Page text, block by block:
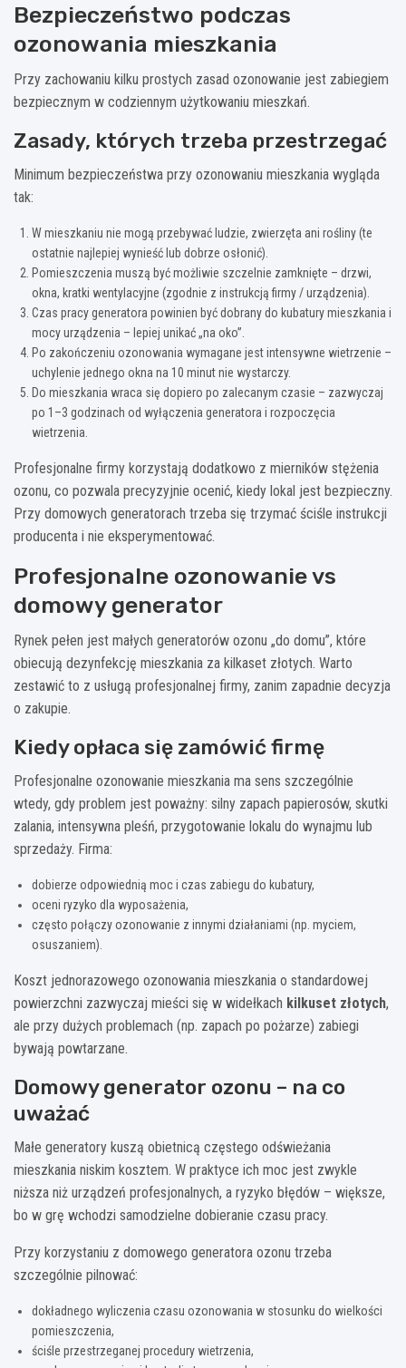
Bezpieczeństwo podczas
ozonowania mieszkania
Przy zachowaniu kilku prostych zasad ozonowanie jest zabiegiem
bezpiecznym w codziennym użytkowaniu mieszkań.
Zasady, których trzeba przestrzegać
Minimum bezpieczeństwa przy ozonowaniu mieszkania wygląda
tak:
W mieszkaniu nie mogą przebywać ludzie, zwierzęta ani rośliny (te
ostatnie najlepiej wynieść lub dobrze osłonić).
Pomieszczenia muszą być możliwie szczelnie zamknięte – drzwi,
okna, kratki wentylacyjne (zgodnie z instrukcją firmy / urządzenia).
Czas pracy generatora powinien być dobrany do kubatury mieszkania i
mocy urządzenia – lepiej unikać „na oko”.
Po zakończeniu ozonowania wymagane jest intensywne wietrzenie –
uchylenie jednego okna na 10 minut nie wystarczy.
Do mieszkania wraca się dopiero po zalecanym czasie – zazwyczaj
po 1–3 godzinach od wyłączenia generatora i rozpoczęcia
wietrzenia.
Profesjonalne firmy korzystają dodatkowo z mierników stężenia
ozonu, co pozwala precyzyjnie ocenić, kiedy lokal jest bezpieczny.
Przy domowych generatorach trzeba się trzymać ściśle instrukcji
producenta i nie eksperymentować.
Profesjonalne ozonowanie vs
domowy generator
Rynek pełen jest małych generatorów ozonu „do domu”, które
obiecują dezynfekcję mieszkania za kilkaset złotych. Warto
zestawić to z usługą profesjonalnej firmy, zanim zapadnie decyzja
o zakupie.
Kiedy opłaca się zamówić firmę
Profesjonalne ozonowanie mieszkania ma sens szczególnie
wtedy, gdy problem jest poważny: silny zapach papierosów, skutki
zalania, intensywna pleśń, przygotowanie lokalu do wynajmu lub
sprzedaży. Firma:
dobierze odpowiednią moc i czas zabiegu do kubatury,
oceni ryzyko dla wyposażenia,
często połączy ozonowanie z innymi działaniami (np. myciem,
osuszaniem).
Koszt jednorazowego ozonowania mieszkania o standardowej
powierzchni zazwyczaj mieści się w widełkach kilkuset złotych,
ale przy dużych problemach (np. zapach po pożarze) zabiegi
bywają powtarzane.
Domowy generator ozonu – na co
uważać
Małe generatory kuszą obietnicą częstego odświeżania
mieszkania niskim kosztem. W praktyce ich moc jest zwykle
niższa niż urządzeń profesjonalnych, a ryzyko błędów – większe,
bo w grę wchodzi samodzielne dobieranie czasu pracy.
Przy korzystaniu z domowego generatora ozonu trzeba
szczególnie pilnować:
dokładnego wyliczenia czasu ozonowania w stosunku do wielkości
pomieszczenia,
ściśle przestrzeganej procedury wietrzenia,